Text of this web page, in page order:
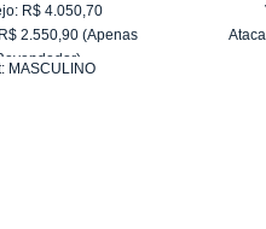
R$ 4.050,70
R$ 2.550,90 (Apenas
MASCULINO